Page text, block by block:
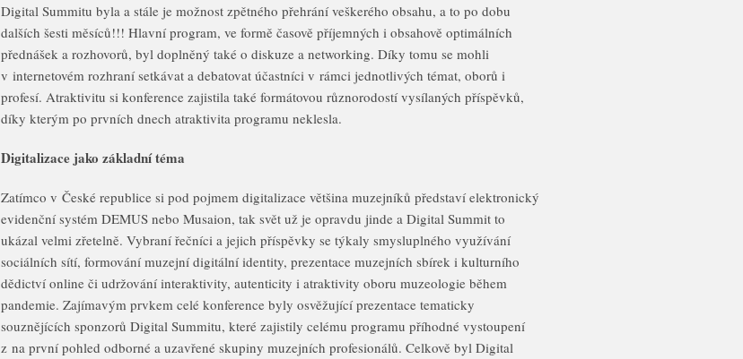
Digital Summitu byla a stále je možnost zpětného přehrání veškerého obsahu, a to po dobu
dalších šesti měsíců!!! Hlavní program, ve formě časově příjemných i obsahově optimálních
přednášek a rozhovorů, byl doplněný také o diskuze a networking. Díky tomu se mohli
v internetovém rozhraní setkávat a debatovat účastníci v rámci jednotlivých témat, oborů i
profesí. Atraktivitu si konference zajistila také formátovou různorodostí vysílaných příspěvků,
díky kterým po prvních dnech atraktivita programu neklesla.
Digitalizace jako základní téma
Zatímco v České republice si pod pojmem digitalizace většina muzejníků představí elektronický
evidenční systém DEMUS nebo Musaion, tak svět už je opravdu jinde a Digital Summit to
ukázal velmi zřetelně. Vybraní řečníci a jejich příspěvky se týkaly smysluplného využívání
sociálních sítí, formování muzejní digitální identity, prezentace muzejních sbírek i kulturního
dědictví online či udržování interaktivity, autenticity i atraktivity oboru muzeologie během
pandemie. Zajímavým prvkem celé konference byly osvěžující prezentace tematicky
souznějících sponzorů Digital Summitu, které zajistily celému programu příhodné vystoupení
z na první pohled odborné a uzavřené skupiny muzejních profesionálů. Celkově byl Digital